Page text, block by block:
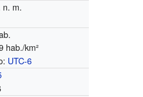
n. m.
hab./km²
UTC-6